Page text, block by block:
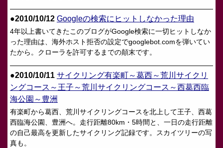
●2010/10/12 Googleの検索にヒットしなかった理由
4年以上書いてきたこのブログがGoogle検索に一切ヒットしなか
った理由は、海外ホスト拒否の設定でgooglebot.comを弾いてい
たから。クローラを許可するまでの顛末です。
●2010/10/11 サイクリング有楽町～葛西～荒川サイクリ
ングコース～王子～荒川サイクリングコース～西葛西臨
海公園～豊洲
有楽町から葛西、荒川サイクリングコースを北上して王子、西葛
西臨海公園、豊洲へ。走行距離80km・5時間と、一日の走行距離
の自己最高を更新したサイクリング記録です。スカイツリーの写
真も。